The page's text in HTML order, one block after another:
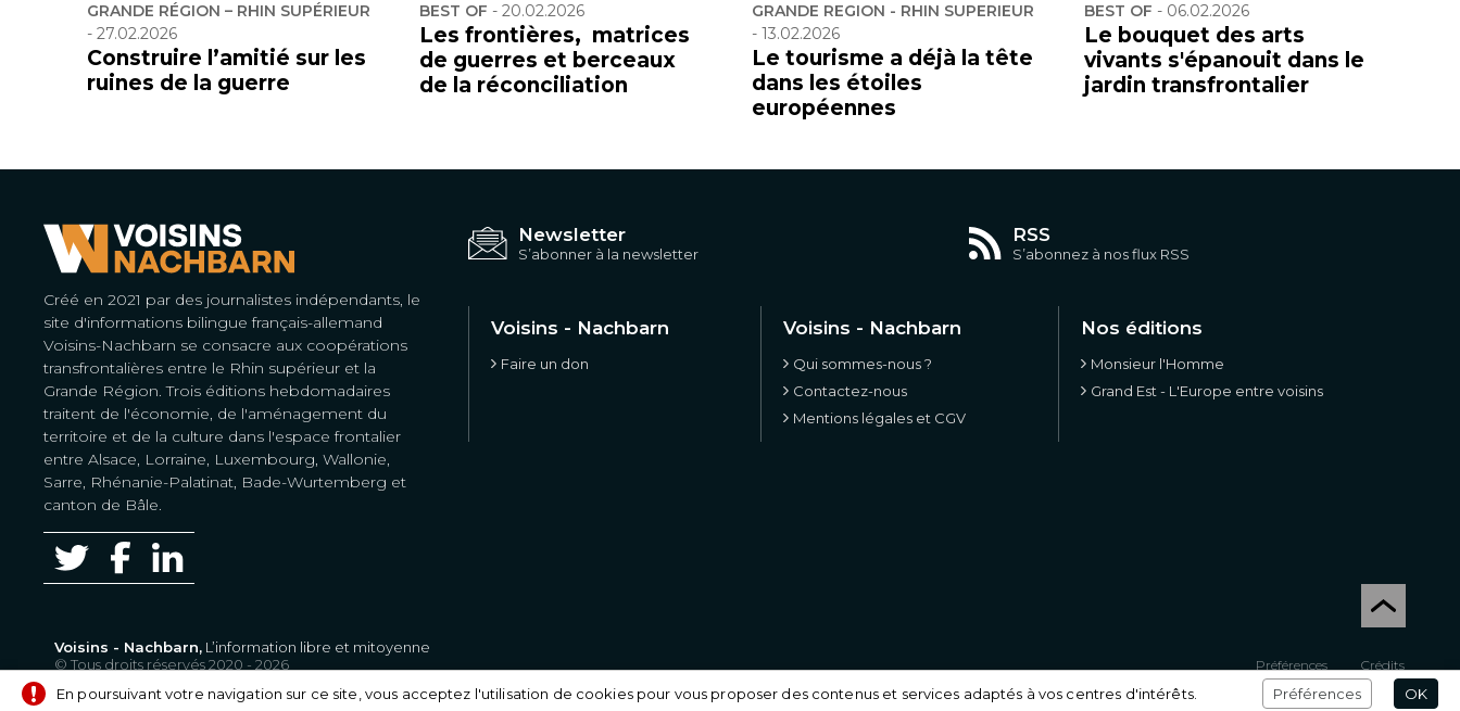
GRANDE RÉGION – RHIN SUPÉRIEUR
- 27.02.2026
Construire l’amitié sur les
ruines de la guerre
BEST OF - 20.02.2026
Les frontières, matrices
de guerres et berceaux
de la réconciliation
GRANDE REGION - RHIN SUPERIEUR
- 13.02.2026
Le tourisme a déjà la tête
dans les étoiles
européennes
BEST OF - 06.02.2026
Le bouquet des arts
vivants s'épanouit dans le
jardin transfrontalier
Créé en 2021 par des journalistes indépendants, le
site d'informations bilingue français-allemand
Voisins-Nachbarn se consacre aux coopérations
transfrontalières entre le Rhin supérieur et la
Grande Région. Trois éditions hebdomadaires
traitent de l'économie, de l'aménagement du
territoire et de la culture dans l'espace frontalier
entre Alsace, Lorraine, Luxembourg, Wallonie,
Sarre, Rhénanie-Palatinat, Bade-Wurtemberg et
canton de Bâle.
Newsletter
S’abonner à la newsletter
RSS
S’abonnez à nos flux RSS
Voisins - Nachbarn
Faire un don
Voisins - Nachbarn
Qui sommes-nous ?
Contactez-nous
Mentions légales et CGV
Nos éditions
Monsieur l'Homme
Grand Est - L'Europe entre voisins
Voisins - Nachbarn, L’information libre et mitoyenne
© Tous droits réservés 2020 - 2026
Préférences Crédits
En poursuivant votre navigation sur ce site, vous acceptez l'utilisation de cookies pour vous proposer des contenus et services adaptés à vos centres d'intérêts. Préférences OK